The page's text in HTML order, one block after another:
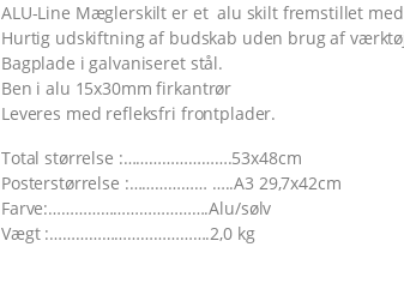
ALU-Line Mæglerskilt er et alu skilt fremstillet
Hurtig udskiftning af budskab uden brug af
Bagplade i galvaniseret stål.
Ben i alu 15x30mm firkantrør
Leveres med refleksfri frontplader.
Total størrelse :…………………….53x48cm
Posterstørrelse :……………… …..A3 29,7x42cm
Farve:……………………………….Alu/sølv
Vægt :……………………………….2,0 kg